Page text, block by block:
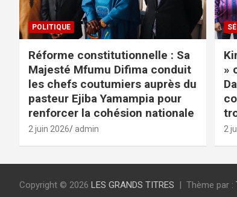
POLITIQUE
Réforme constitutionnelle : Sa
Majesté Mfumu Difima conduit
les chefs coutumiers auprès du
pasteur Ejiba Yamampia pour
renforcer la cohésion nationale
2 juin 2026 admin
»
2
Copyright © 2026 LES GRANDS TITRES Thème par :